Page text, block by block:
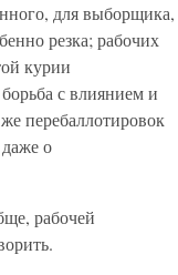
для выборщика,
резка; рабочих
курии
с влиянием и
перебаллотировок
о
рабочей